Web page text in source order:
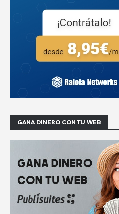
GANA DINERO CON TU WEB